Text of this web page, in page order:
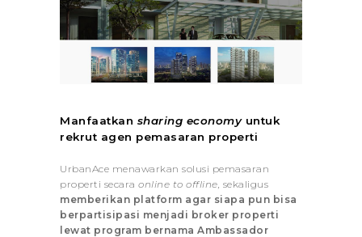
Manfaatkan sharing economyuntuk
rekrut agen pemasaran properti
UrbanAce menawarkan solusi pemasaran
properti secara online to offline, sekaligus
memberikan platform agar siapa pun bisa
berpartisipasi menjadi broker properti
lewat program bernama Ambassador